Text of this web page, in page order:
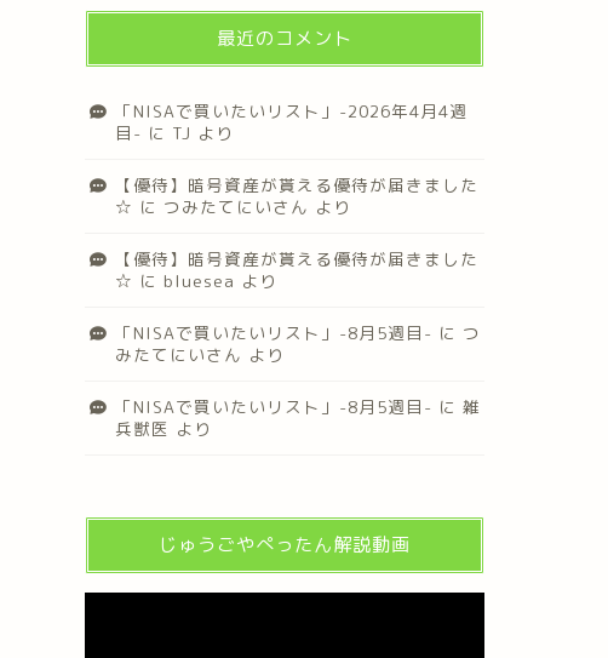
最近のコメント
「NISAで買いたいリスト」-2026年4月4週
目- に TJ より
【優待】暗号資産が貰える優待が届きました
☆ に つみたてにいさん より
【優待】暗号資産が貰える優待が届きました
☆ に bluesea より
「NISAで買いたいリスト」-8月5週目- に つ
みたてにいさん より
「NISAで買いたいリスト」-8月5週目- に 雑
兵獣医 より
じゅうごやぺったん解説動画